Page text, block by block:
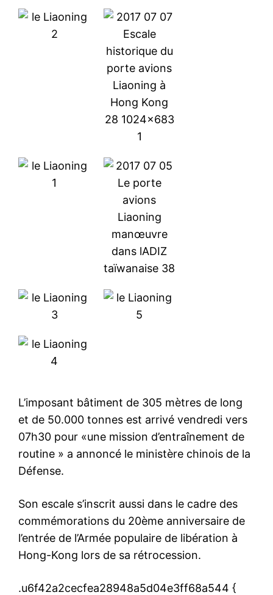
L’imposant bâtiment de 305 mètres de long
et de 50.000 tonnes est arrivé vendredi vers
07h30 pour «une mission d’entraînement de
routine » a annoncé le ministère chinois de la
Défense.
Son escale s’inscrit aussi dans le cadre des
commémorations du 20ème anniversaire de
l’entrée de l’Armée populaire de libération à
Hong-Kong lors de sa rétrocession.
.u6f42a2cecfea28948a5d04e3ff68a544 {